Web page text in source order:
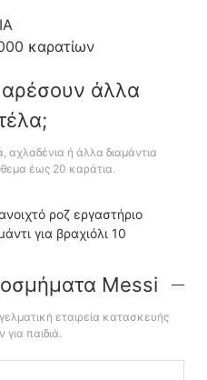
καρατίων
άλλα
αχλαδένια ή άλλα διαμάντια
έως 20 καράτια.
Messi
εταιρεία κατασκευής
για παιδιά.